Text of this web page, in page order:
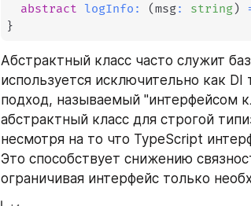
abstract logInfo : (msg: string)
}
Абстрактный класс часто служит
используется исключительно как
подход, называемый "интерфейсом
абстрактный класс для строгой
несмотря на то что TypeScript
Это способствует снижению
ограничивая интерфейс только